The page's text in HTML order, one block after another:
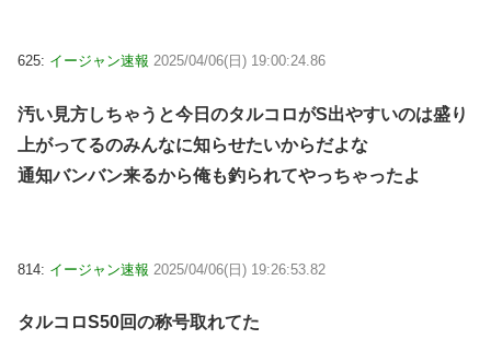
625: イージャン速報 2025/04/06(日) 19:00:24.86
汚い見方しちゃうと今日のタルコロがS出やすいのは盛り
上がってるのみんなに知らせたいからだよな
通知バンバン来るから俺も釣られてやっちゃったよ
814: イージャン速報 2025/04/06(日) 19:26:53.82
タルコロS50回の称号取れてた